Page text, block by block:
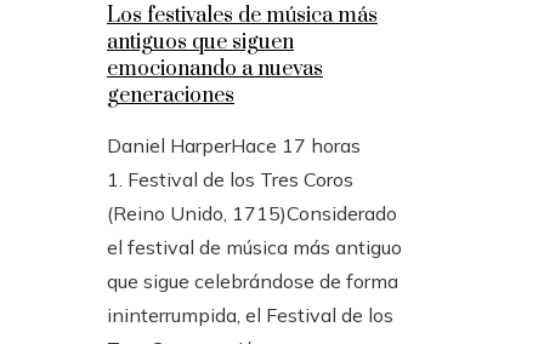
Los festivales de música más
antiguos que siguen
emocionando a nuevas
generaciones
Daniel HarperHace 17 horas
1. Festival de los Tres Coros
(Reino Unido, 1715)Considerado
el festival de música más antiguo
que sigue celebrándose de forma
ininterrumpida, el Festival de los